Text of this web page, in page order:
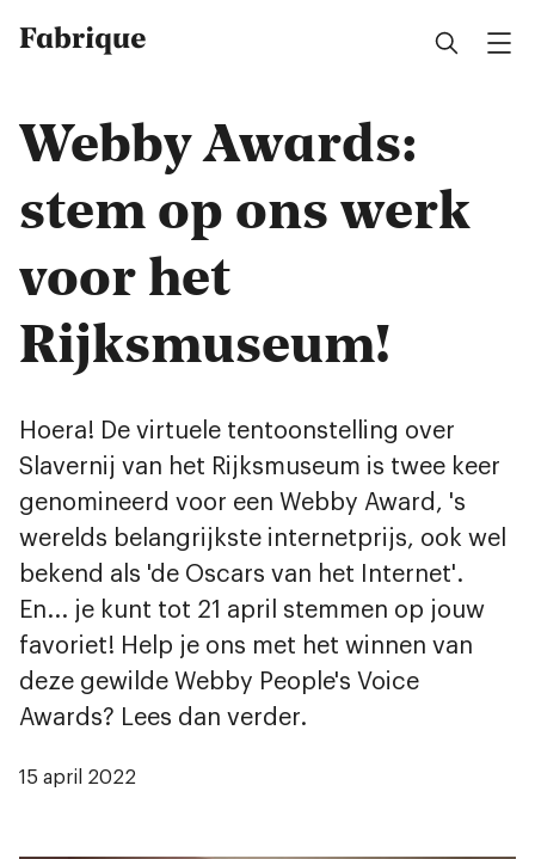
Fabrique
Webby Awards:
stem op ons werk
voor het
Rijksmuseum!
Hoera! De virtuele tentoonstelling over
Slavernij van het Rijksmuseum is twee keer
genomineerd voor een Webby Award, 's
werelds belangrijkste internetprijs, ook wel
bekend als 'de Oscars van het Internet'.
En... je kunt tot 21 april stemmen op jouw
favoriet! Help je ons met het winnen van
deze gewilde Webby People's Voice
Awards? Lees dan verder.
15 april 2022